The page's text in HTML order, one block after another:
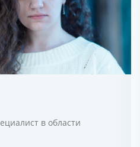
в области